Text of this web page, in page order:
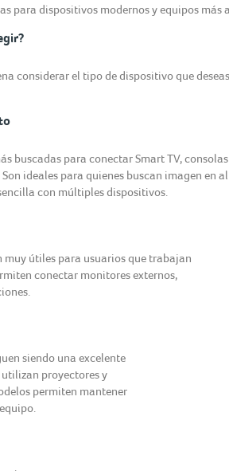
para dispositivos modernos y equipos más
considerar el tipo de dispositivo que
buscadas para conectar Smart TV,
ideales para quienes buscan imagen en
con múltiples dispositivos.
muy útiles para usuarios que trabajan
conectar monitores externos,
siendo una excelente
proyectores y
permiten mantener